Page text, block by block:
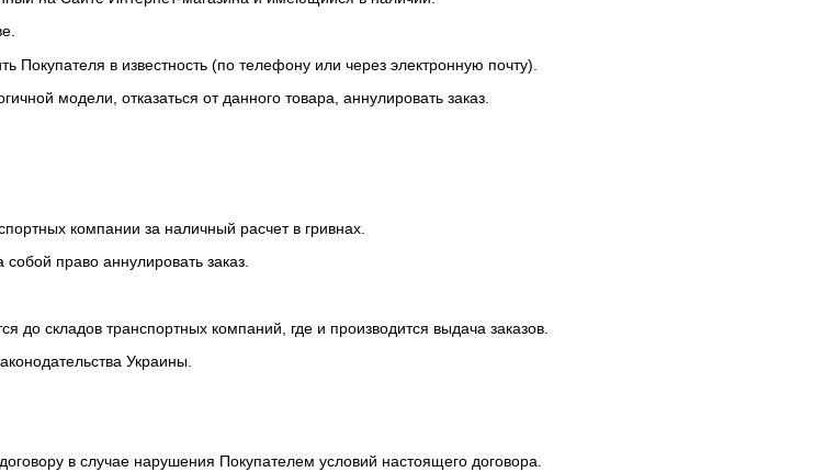
в известность (по телефону или через электронную почту).
модели, отказаться от данного товара, аннулировать заказ.
компании за наличный расчет в гривнах.
право аннулировать заказ.
до складов транспортных компаний, где и производится выдача заказов.
Украины.
в случае нарушения Покупателем условий настоящего договора.